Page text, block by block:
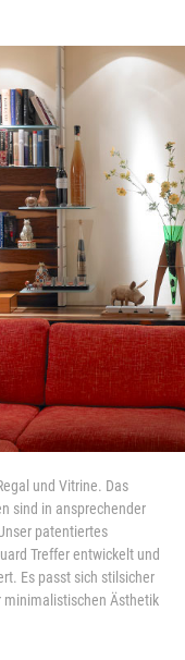
und Vitrine. Das
sind in ansprechender
patentiertes
Treffer entwickelt und
Es passt sich stilsicher
minimalistischen Ästhetik